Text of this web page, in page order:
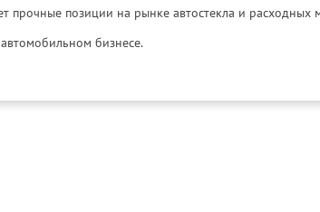
позиции на рынке автостекла и расходных
бизнесе.